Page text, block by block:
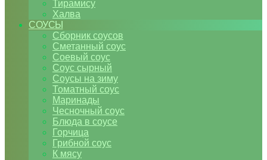
Тирамису
Халва
СОУСЫ
Сборник соусов
Сметанный соус
Соевый соус
Соус сырный
Соусы на зиму
Томатный соус
Маринады
Чесночный соус
Блюда в соусе
Горчица
Грибной соус
К мясу